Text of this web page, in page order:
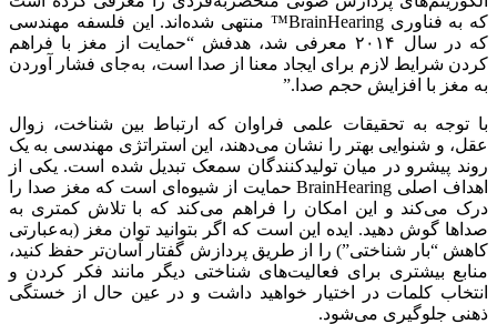
که به فناوری BrainHearing™ منتهی شده‌اند. این فلسفه مهندسی
که در سال ۲۰۱۴ معرفی شد، هدفش “حمایت از مغز با فراهم
کردن شرایط لازم برای ایجاد معنا از صدا است، به‌جای فشار آوردن
به مغز با افزایش حجم صدا.”
با توجه به تحقیقات علمی فراوان که ارتباط بین شناخت، زوال
عقل، و شنوایی بهتر را نشان می‌دهند، این استراتژی مهندسی به یک
روند پیشرو در میان تولیدکنندگان سمعک تبدیل شده است. یکی از
اهداف اصلی BrainHearing حمایت از شیوه‌ای است که مغز صدا را
درک می‌کند و این امکان را فراهم می‌کند که با تلاش کمتری به
صداها گوش دهید. ایده این است که اگر بتوانید توان مغز (به‌عبارتی
کاهش “بار شناختی”) را از طریق پردازش گفتار آسان‌تر حفظ کنید،
منابع بیشتری برای فعالیت‌های شناختی دیگر مانند فکر کردن و
انتخاب کلمات در اختیار خواهید داشت و در عین حال از خستگی
ذهنی جلوگیری می‌شود.